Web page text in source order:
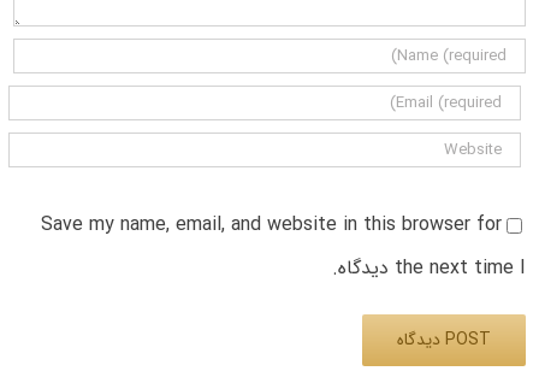
Save my name, email, and website in this browser for
the next time I دیدگاه.